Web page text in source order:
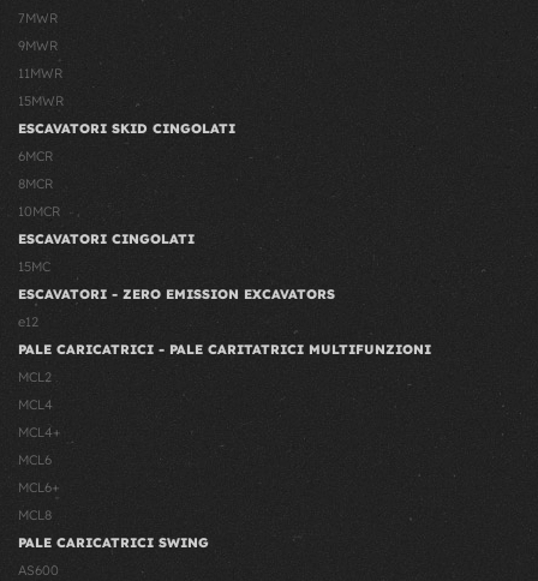
7MWR
9MWR
11MWR
15MWR
ESCAVATORI SKID CINGOLATI
6MCR
8MCR
10MCR
ESCAVATORI CINGOLATI
15MC
ESCAVATORI - ZERO EMISSION EXCAVATORS
e12
PALE CARICATRICI - PALE CARITATRICI MULTIFUNZIONI
MCL2
MCL4
MCL4+
MCL6
MCL6+
MCL8
PALE CARICATRICI SWING
AS600